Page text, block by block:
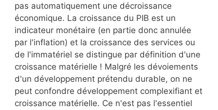
pas automatiquement une décroissance
économique. La croissance du PIB est un
indicateur monétaire (en partie donc annulée
par l'inflation) et la croissance des services ou
de l'immatériel se distingue par définition d'une
croissance matérielle ! Malgré les dévoiements
d'un développement prétendu durable, on ne
peut confondre développement complexifiant et
croissance matérielle. Ce n'est pas l'essentiel